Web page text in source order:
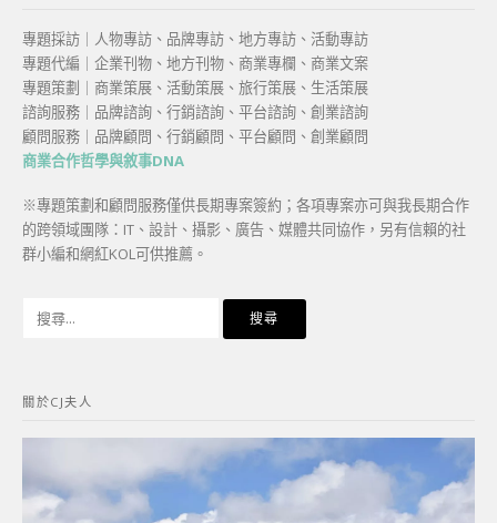
專題採訪｜人物專訪、品牌專訪、地方專訪、活動專訪
專題代編｜企業刊物、地方刊物、商業專欄、商業文案
專題策劃｜商業策展、活動策展、旅行策展、生活策展
諮詢服務｜品牌諮詢、行銷諮詢、平台諮詢、創業諮詢
顧問服務｜品牌顧問、行銷顧問、平台顧問、創業顧問
商業合作哲學與敘事DNA
※專題策劃和顧問服務僅供長期專案簽約；各項專案亦可與我長期合作
的跨領域團隊：IT、設計、攝影、廣告、媒體共同協作，另有信賴的社
群小編和網紅KOL可供推薦。
字:
關於CJ夫人